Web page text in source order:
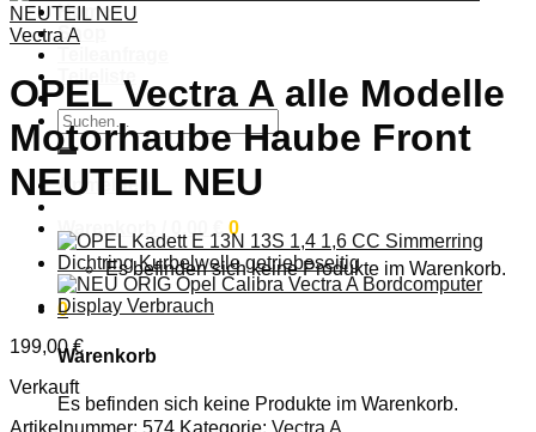
Home
Shop
Teileliste
Suchen
nach:
Anmelden
Warenkorb /
0
Es befinden sich keine Produkte im Warenkorb.
0
Warenkorb
Es befinden sich keine Produkte im Warenkorb.
Vectra A
OPEL Vectra A alle Modelle
Motorhaube Haube Front
NEUTEIL NEU
199,00€
Verkauft
Artikelnummer: 574 Kategorie: Vectra A